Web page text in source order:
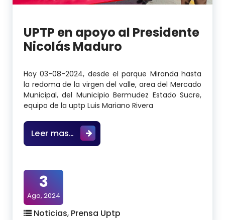
UPTP en apoyo al Presidente
Nicolás Maduro
Hoy 03-08-2024, desde el parque Miranda hasta
la redoma de la virgen del valle, area del Mercado
Municipal, del Municipio Bermudez Estado Sucre,
equipo de la uptp Luis Mariano Rivera
Leer mas… UPTP en apoyo al Presidente
3
Ago, 2024
Noticias, Prensa Uptp